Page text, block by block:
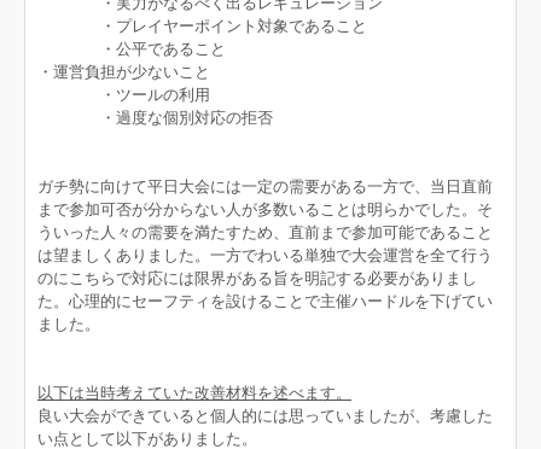
・プレイヤーポイント対象であること
・公平であること
・運営負担が少ないこと
・ツールの利用
・過度な個別対応の拒否
ガチ勢に向けて平日大会には一定の需要がある一方で、当日直前
まで参加可否が分からない人が多数いることは明らかでした。そ
ういった人々の需要を満たすため、直前まで参加可能であること
は望ましくありました。一方でわいる単独で大会運営を全て行う
のにこちらで対応には限界がある旨を明記する必要がありまし
た。心理的にセーフティを設けることで主催ハードルを下げてい
ました。
以下は当時考えていた改善材料を述べます。
良い大会ができていると個人的には思っていましたが、考慮した
い点として以下がありました。